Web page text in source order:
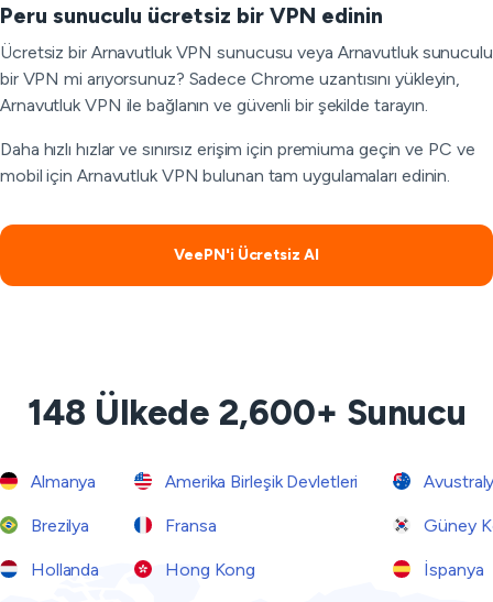
Peru sunuculu ücretsiz bir VPN edinin
Ücretsiz bir Arnavutluk VPN sunucusu veya Arnavutluk sunuculu
bir VPN mi arıyorsunuz? Sadece Chrome uzantısını yükleyin,
Arnavutluk VPN ile bağlanın ve güvenli bir şekilde tarayın.
Daha hızlı hızlar ve sınırsız erişim için premiuma geçin ve PC ve
mobil için Arnavutluk VPN bulunan tam uygulamaları edinin.
VeePN'i Ücretsiz Al
148 Ülkede 2,600+ Sunucu
Almanya Amerika Birleşik Devletleri
Brezilya Fransa Güney
Hollanda Hong Kong İspanya